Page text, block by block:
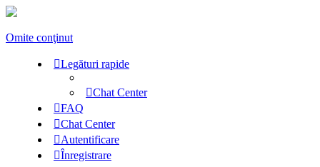
Omite conţinut
Legături rapide
Chat Center
FAQ
Chat Center
Autentificare
Înregistrare